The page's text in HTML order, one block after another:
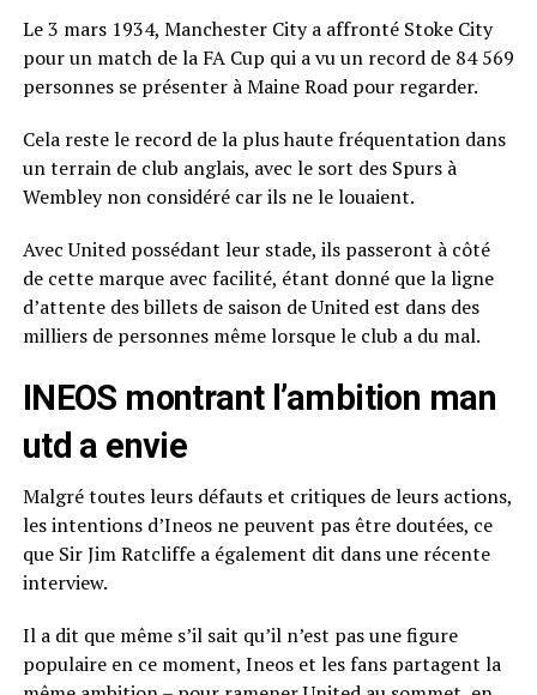
Le 3 mars 1934, Manchester City a affronté Stoke City
pour un match de la FA Cup qui a vu un record de 84 569
personnes se présenter à Maine Road pour regarder.
Cela reste le record de la plus haute fréquentation dans
un terrain de club anglais, avec le sort des Spurs à
Wembley non considéré car ils ne le louaient.
Avec United possédant leur stade, ils passeront à côté
de cette marque avec facilité, étant donné que la ligne
d’attente des billets de saison de United est dans des
milliers de personnes même lorsque le club a du mal.
INEOS montrant l’ambition man
utd a envie
Malgré toutes leurs défauts et critiques de leurs actions,
les intentions d’Ineos ne peuvent pas être doutées, ce
que Sir Jim Ratcliffe a également dit dans une récente
interview.
Il a dit que même s’il sait qu’il n’est pas une figure
populaire en ce moment, Ineos et les fans partagent la